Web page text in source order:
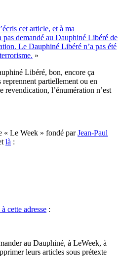
cet article, et à ma
demandé au Dauphiné Libéré de
Le Dauphiné Libéré n’a pas été
»
Libéré, bon, encore ça
reprennent partiellement ou en
l’énumération n’est
« Le Week » fondé parJean-Paul
là :
cette adresse :
au Dauphiné, à LeWeek, à
leurs articles sous prétexte